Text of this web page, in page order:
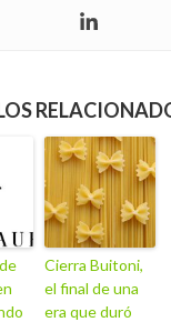
Cierra Buitoni,
el final de una
era que duró